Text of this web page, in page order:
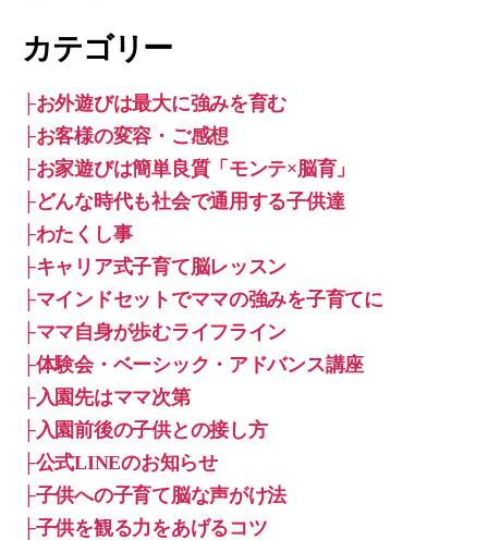
カテゴリー
├お外遊びは最大に強みを育む
├お客様の変容・ご感想
├お家遊びは簡単良質「モンテ×脳育」
├どんな時代も社会で通用する子供達
├わたくし事
├キャリア式子育て脳レッスン
├マインドセットでママの強みを子育てに
├ママ自身が歩むライフライン
├体験会・ベーシック・アドバンス講座
├入園先はママ次第
├入園前後の子供との接し方
├公式LINEのお知らせ
├子供への子育て脳な声がけ法
├子供を観る力をあげるコツ